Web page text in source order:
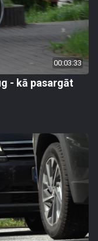
00:03:33
- kā pasargāt